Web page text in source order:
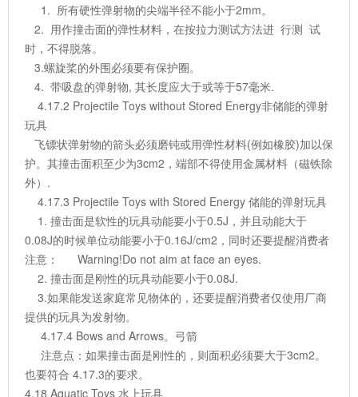
1. 所有硬性弹射物的尖端半径不能小于2mm。
2. 用作撞击面的弹性材料，在按拉力测试方法进 行测 试
时，不得脱落。
3.螺旋桨的外围必须要有保护圈。
4. 带吸盘的弹射物, 其长度应大于或等于57毫米.
4.17.2 Projectile Toys without Stored Energy非储能的弹射
玩具
飞镖状弹射物的箭头必须磨钝或用弹性材料(例如橡胶)加以保
护。其撞击面积至少为3cm2，端部不得使用金属材料（磁铁除
外）.
4.17.3 Projectile Toys with Stored Energy 储能的弹射玩具
1. 撞击面是软性的玩具动能要小于0.5J，并且动能大于
0.08J的时候单位动能要小于0.16J/cm2，同时还要提醒消费者
注意： Warning!Do not aim at face an eyes.
2. 撞击面是刚性的玩具动能要小于0.08J.
3.如果能发送家庭常见物体的，还要提醒消费者仅使用厂商
提供的玩具为发射物。
4.17.4 Bows and Arrows。弓箭
注意点：如果撞击面是刚性的，则面积必须要大于3cm2。
也要符合 4.17.3的要求。
4.18 Aquatic Toys 水上玩具